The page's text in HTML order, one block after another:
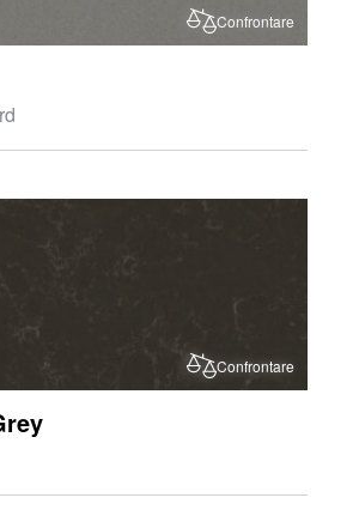
Confrontare
Confrontare